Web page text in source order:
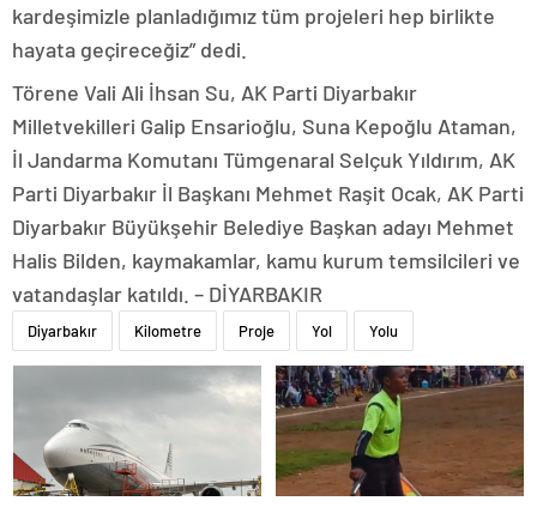
kardeşimizle planladığımız tüm projeleri hep birlikte
hayata geçireceğiz” dedi.
Törene Vali Ali İhsan Su, AK Parti Diyarbakır
Milletvekilleri Galip Ensarioğlu, Suna Kepoğlu Ataman,
İl Jandarma Komutanı Tümgenaral Selçuk Yıldırım, AK
Parti Diyarbakır İl Başkanı Mehmet Raşit Ocak, AK Parti
Diyarbakır Büyükşehir Belediye Başkan adayı Mehmet
Halis Bilden, kaymakamlar, kamu kurum temsilcileri ve
vatandaşlar katıldı. – DİYARBAKIR
Diyarbakır Kilometre Proje Yol Yolu